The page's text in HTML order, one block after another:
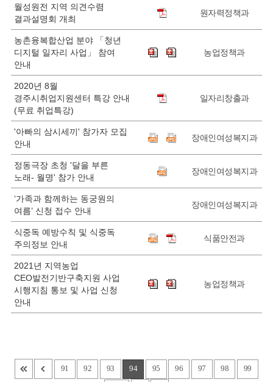
월성원전 지역 의견수렴
결과설명회 개최
원자력정책과
농촌융복합산업 분야 「청년
디지털 일자리 사업」 참여
안내
농업정책과
2020년 8월
경주시취업지원센터 특강 안내
(무료 취업특강)
일자리창출과
'아빠의 삼시세끼' 참가자 모집
안내
장애인여성복지과
정동극장 초청 '달을 부른
노래- 월명' 참가 안내
장애인여성복지과
‘가족과 함께하는 동궁원의
여름’ 신청 접수 안내
장애인여성복지과
식중독 예방수칙 및 식중독
주의정보 안내
식품안전과
2021년 지역농업
CEO발전기반구축지원 사업
시행지침 통보 및 사업 신청
안내
농업정책과
91 92 93 94 95 96 97 98 99